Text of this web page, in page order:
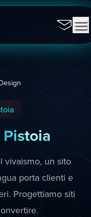
Pistoia
vivaismo, un sito
porta clienti e
Progettiamo siti